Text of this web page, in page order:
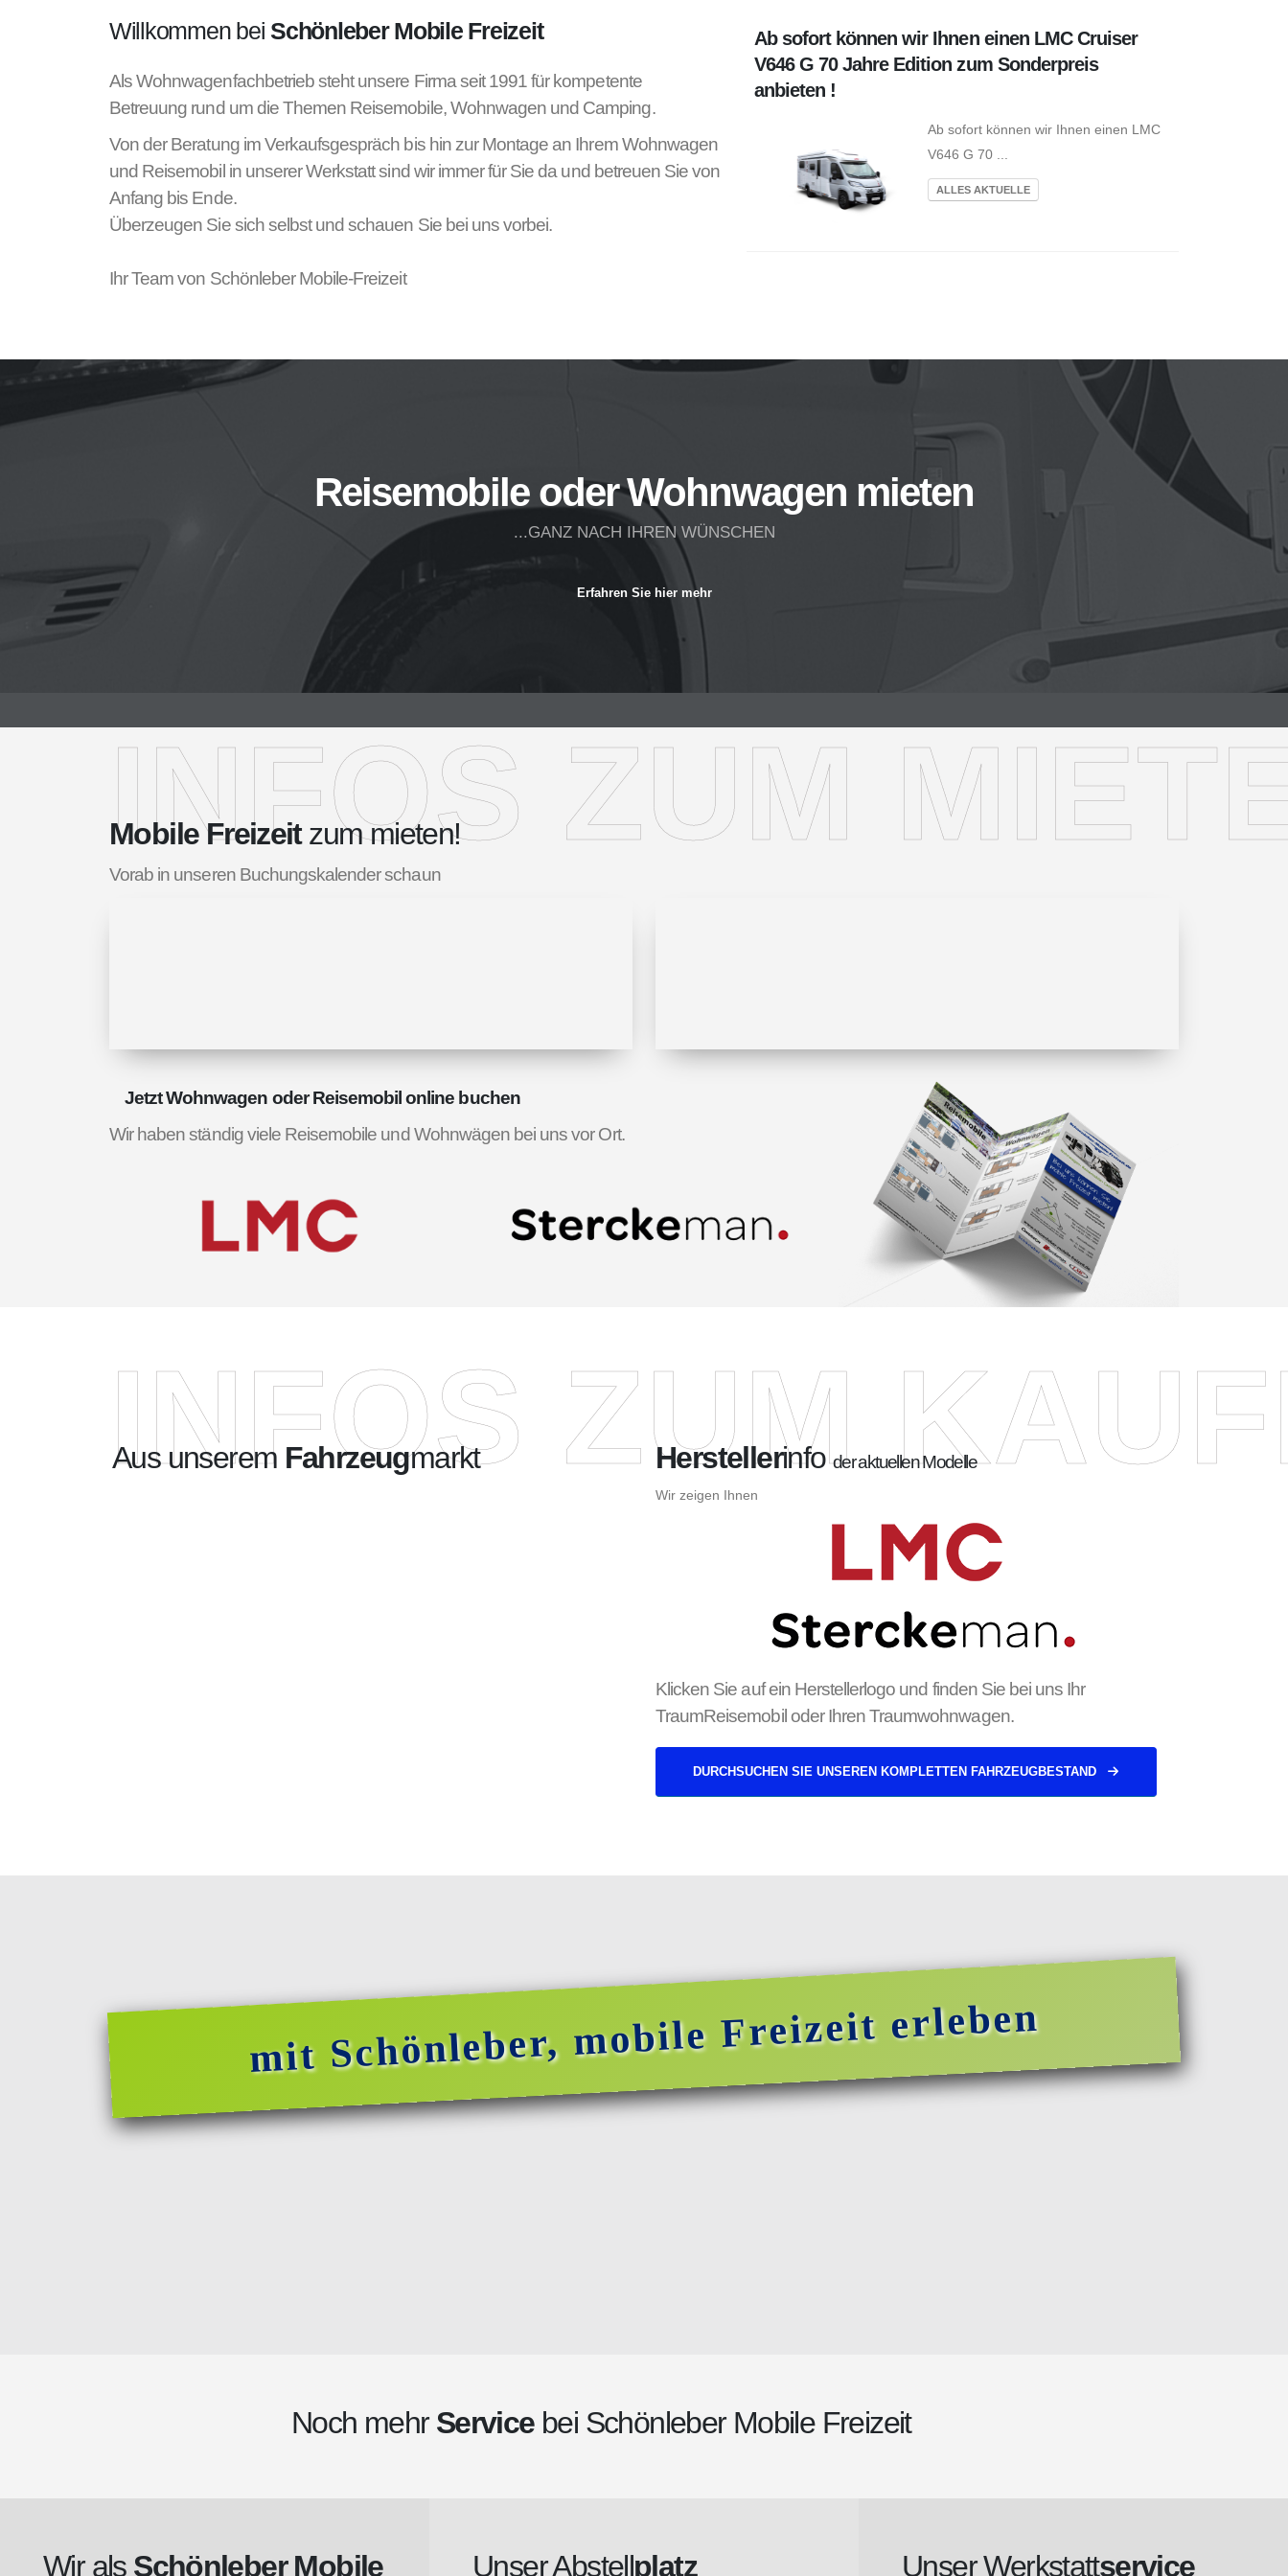
Willkommen bei Schönleber Mobile Freizeit
Als Wohnwagenfachbetrieb steht unsere Firma seit 1991 für kompetente
Betreuung rund um die Themen Reisemobile, Wohnwagen und Camping.
Von der Beratung im Verkaufsgespräch bis hin zur Montage an Ihrem Wohnwagen
und Reisemobil in unserer Werkstatt sind wir immer für Sie da und betreuen Sie von
Anfang bis Ende.
Überzeugen Sie sich selbst und schauen Sie bei uns vorbei.
Ihr Team von Schönleber Mobile-Freizeit
Ab sofort können wir Ihnen einen LMC Cruiser
V646 G 70 Jahre Edition zum Sonderpreis
anbieten !
Ab sofort können wir Ihnen einen LMC
V646 G 70 ...
ALLES AKTUELLE
Reisemobile oder Wohnwagen mieten
...GANZ NACH IHREN WÜNSCHEN
Erfahren Sie hier mehr
INFOS ZUM
Mobile Freizeitzum mieten!
Vorab in unseren Buchungskalender schaun
Jetzt Wohnwagen oder Reisemobil online buchen
Wir haben ständig viele Reisemobile und Wohnwägen bei uns vor Ort.
INFOS ZUM
Aus unserem Fahrzeugmarkt Herstellerinfoder aktuellen Modelle
Wir zeigen Ihnen
Klicken Sie auf ein Herstellerlogo und finden Sie bei uns Ihr
TraumReisemobil oder Ihren Traumwohnwagen.
DURCHSUCHEN SIE UNSEREN KOMPLETTEN FAHRZEUGBESTAND
mit Schönleber, mobile Freizeit erleben
Noch mehrServicebei Schönleber Mobile Freizeit
Wir als Schönleber Mobile Unser Abstellplatz Unser Werkstattservice